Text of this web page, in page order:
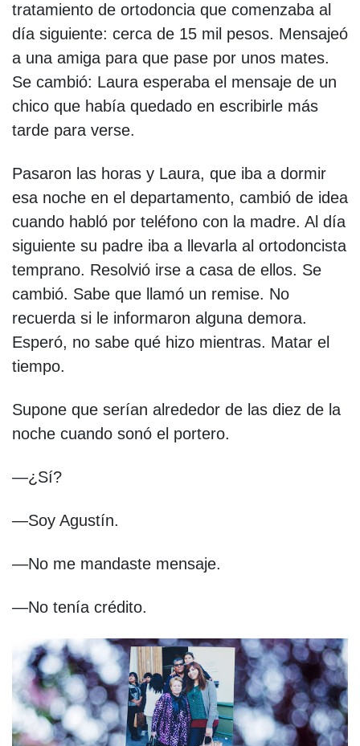
tratamiento de ortodoncia que comenzaba al
día siguiente: cerca de 15 mil pesos. Mensajeó
a una amiga para que pase por unos mates.
Se cambió: Laura esperaba el mensaje de un
chico que había quedado en escribirle más
tarde para verse.
Pasaron las horas y Laura, que iba a dormir
esa noche en el departamento, cambió de idea
cuando habló por teléfono con la madre. Al día
siguiente su padre iba a llevarla al ortodoncista
temprano. Resolvió irse a casa de ellos. Se
cambió. Sabe que llamó un remise. No
recuerda si le informaron alguna demora.
Esperó, no sabe qué hizo mientras. Matar el
tiempo.
Supone que serían alrededor de las diez de la
noche cuando sonó el portero.
—¿Sí?
—Soy Agustín.
—No me mandaste mensaje.
—No tenía crédito.